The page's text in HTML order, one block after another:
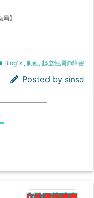
Blog’ｓ , 動画, 起立性調節障害
Posted by sinsd